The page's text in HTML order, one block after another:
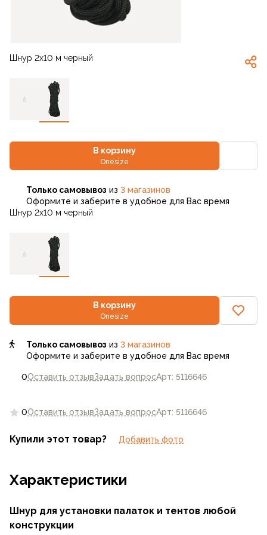
Шнур 2х10 м черный
В корзину
Onesize
0Оставить отзывЗадать вопросАрт: 5116646
Только самовывоз из 3 магазинов
Оформите и заберите в удобное для Вас время
Шнур 2х10 м черный
В корзину
Onesize
0Оставить отзывЗадать вопросАрт: 5116646
Только самовывоз из 3 магазинов
Оформите и заберите в удобное для Вас время
Купили этот товар? Добавить фото
Характеристики
Шнур для установки палаток и тентов любой
конструкции